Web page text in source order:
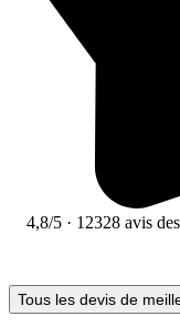
4,8/5 · 12328 avis
Tous les devis de